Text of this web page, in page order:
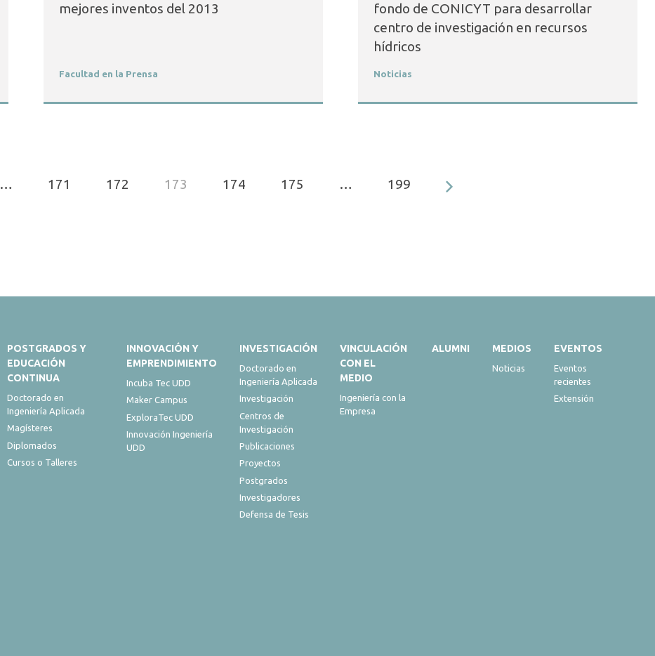
mejores inventos del 2013
Facultad en la Prensa
fondo de CONICYT para desarrollar
centro de investigación en recursos
hídricos
Noticias
… 171 172 173 174 175 … 199
POSTGRADOS Y
EDUCACIÓN
CONTINUA
Doctorado en
Ingeniería Aplicada
Magísteres
Diplomados
Cursos o Talleres
INNOVACIÓN Y
EMPRENDIMIENTO
Incuba Tec UDD
Maker Campus
ExploraTec UDD
Innovación Ingeniería
UDD
INVESTIGACIÓN
Doctorado en
Ingeniería Aplicada
Investigación
Centros de
Investigación
Publicaciones
Proyectos
Postgrados
Investigadores
Defensa de Tesis
VINCULACIÓN
CON EL
MEDIO
Ingeniería con la
Empresa
ALUMNI MEDIOS
Noticias
EVENTOS
Eventos
recientes
Extensión